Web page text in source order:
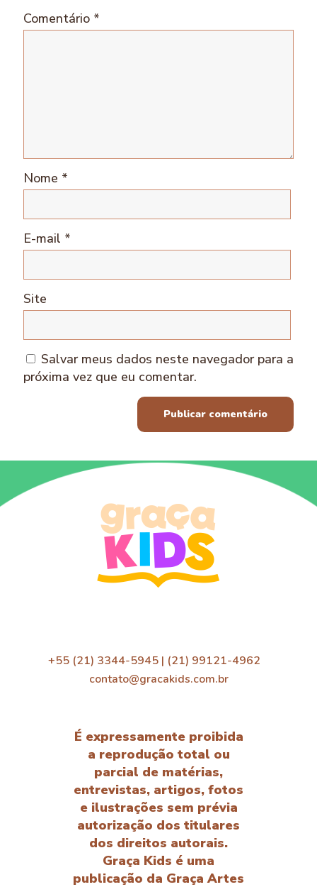
Comentário *
Nome *
E-mail *
Site
Salvar meus dados neste navegador para a
próxima vez que eu comentar.
+55 (21) 3344-5945 | (21) 99121-4962
contato@gracakids.com.br
É expressamente proibida
a reprodução total ou
parcial de matérias,
entrevistas, artigos, fotos
e ilustrações sem prévia
autorização dos titulares
dos direitos autorais.
Graça Kids é uma
publicação da Graça Artes